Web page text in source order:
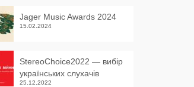
Jager Music Awards 2024
15.02.2024
StereoChoice2022 — вибір
українських слухачів
25.12.2022